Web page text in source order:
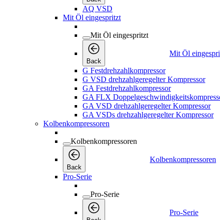
AQ VSD
Mit Öl eingespritzt
Mit Öl eingespritzt
Back
Mit Öl
G Festdrehzahlkompressor
G VSD drehzahlgeregelter Kompressor
GA Festdrehzahlkompressor
GA FLX
GA VSD drehzahlgeregelter Kompressor
GA VSDs drehzahlgeregelter Kompressor
Kolbenkompressoren
Kolbenkompressoren
Back
Kolbenkompressoren
Pro-Serie
Pro-Serie
Pro-Serie